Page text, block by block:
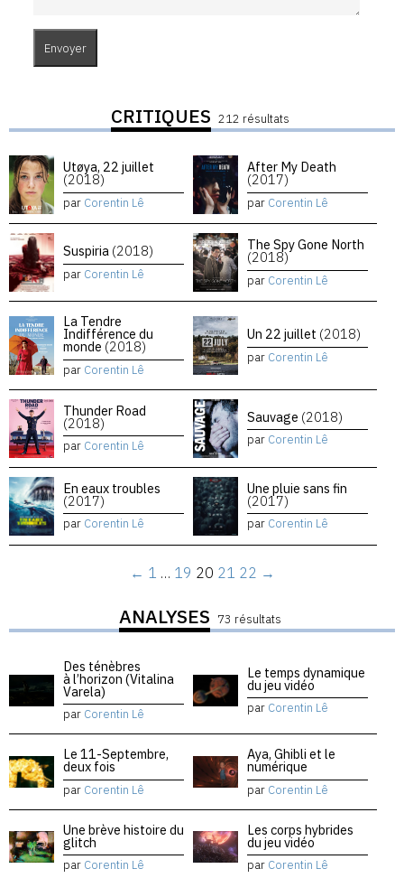
CRITIQUES 212 résultats
Utøya, 22 juillet
(2018)
par Corentin Lê
After My Death
(2017)
par Corentin Lê
Suspiria (2018)
par Corentin Lê
The Spy Gone North
(2018)
par Corentin Lê
La Tendre
Indifférence du
monde (2018)
par Corentin Lê
Un 22 juillet (2018)
par Corentin Lê
Thunder Road
(2018)
par Corentin Lê
Sauvage (2018)
par Corentin Lê
En eaux troubles
(2017)
par Corentin Lê
Une pluie sans fin
(2017)
par Corentin Lê
← 1 … 19 20 21 22 →
ANALYSES 73 résultats
Des ténèbres
à l’horizon (Vitalina
Varela)
par Corentin Lê
Le temps dynamique
du jeu vidéo
par Corentin Lê
Le 11-Septembre,
deux fois
par Corentin Lê
Aya, Ghibli et le
numérique
par Corentin Lê
Une brève histoire du
glitch
par Corentin Lê
Les corps hybrides
du jeu vidéo
par Corentin Lê